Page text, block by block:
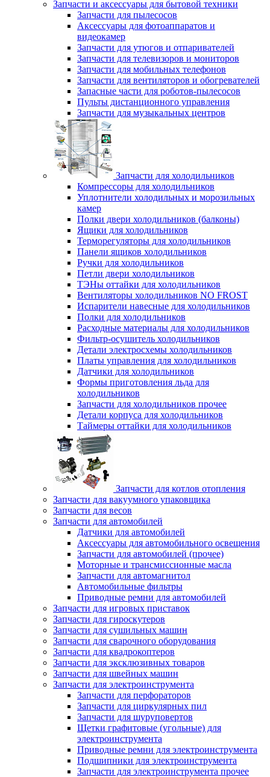
Запчасти и аксессуары для бытовой техники
Запчасти для пылесосов
Аксессуары для фотоаппаратов и
видеокамер
Запчасти для утюгов и отпаривателей
Запчасти для телевизоров и мониторов
Запчасти для мобильных телефонов
Запчасти для вентиляторов и обогревателей
Запасные части для роботов-пылесосов
Пульты дистанционного управления
Запчасти для музыкальных центров
Запчасти для холодильников
Компрессоры для холодильников
Уплотнители холодильных и морозильных
камер
Полки двери холодильников (балконы)
Ящики для холодильников
Терморегуляторы для холодильников
Панели ящиков холодильников
Ручки для холодильников
Петли двери холодильников
ТЭНы оттайки для холодильников
Вентиляторы холодильников NO FROST
Испарители навесные для холодильников
Полки для холодильников
Расходные материалы для холодильников
Фильтр-осушитель холодильников
Детали электросхемы холодильников
Платы управления для холодильников
Датчики для холодильников
Формы приготовления льда для
холодильников
Запчасти для холодильников прочее
Детали корпуса для холодильников
Таймеры оттайки для холодильников
Запчасти для котлов отопления
Запчасти для вакуумного упаковщика
Запчасти для весов
Запчасти для автомобилей
Датчики для автомобилей
Аксессуары для автомобильного освещения
Запчасти для автомобилей (прочее)
Моторные и трансмиссионные масла
Запчасти для автомагнитол
Автомобильные фильтры
Приводные ремни для автомобилей
Запчасти для игровых приставок
Запчасти для гироскутеров
Запчасти для сушильных машин
Запчасти для сварочного оборудования
Запчасти для квадрокоптеров
Запчасти для эксклюзивных товаров
Запчасти для швейных машин
Запчасти для электроинструмента
Запчасти для перфораторов
Запчасти для циркулярных пил
Запчасти для шуруповертов
Щетки графитовые (угольные) для
электроинструмента
Приводные ремни для электроинструмента
Подшипники для электроинструмента
Запчасти для электроинструмента прочее